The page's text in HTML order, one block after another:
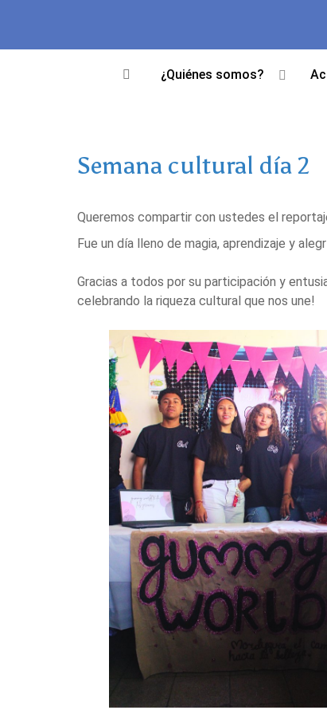
¿Quiénes somos?
Semana cultural día 2
Queremos compartir con ustedes el
Fue un día lleno de magia, aprendizaje y
Gracias a todos por su participación y
celebrando la riqueza cultural que nos une!